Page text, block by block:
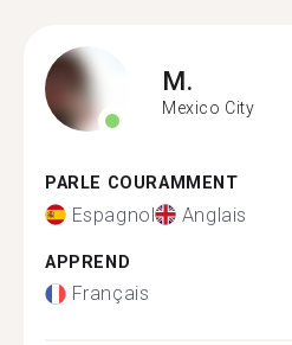
M.
Mexico City
PARLE COURAMMENT
Espagnol Anglais
APPREND
Français